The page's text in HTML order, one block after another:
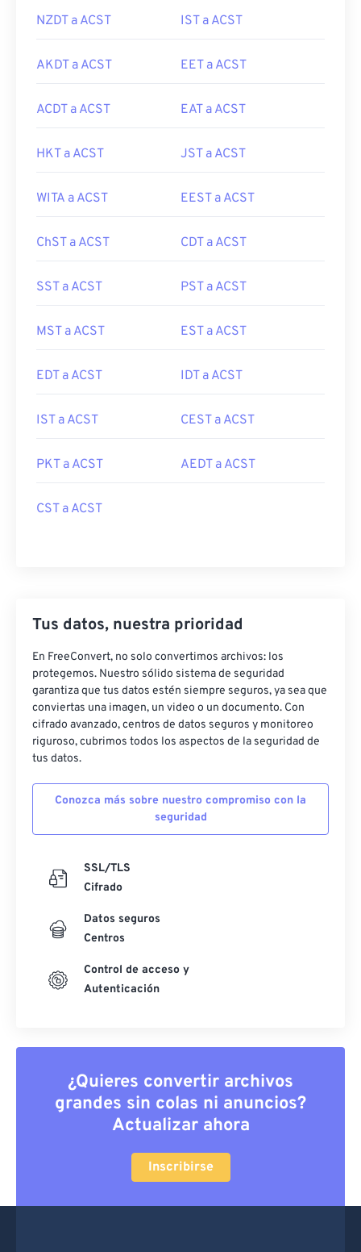
NZDT a ACST IST a ACST
AKDT a ACST EET a ACST
ACDT a ACST EAT a ACST
HKT a ACST JST a ACST
WITA a ACST EEST a ACST
ChST a ACST CDT a ACST
SST a ACST PST a ACST
MST a ACST EST a ACST
EDT a ACST IDT a ACST
IST a ACST CEST a ACST
PKT a ACST AEDT a ACST
CST a ACST
Tus datos, nuestra prioridad
En FreeConvert, no solo convertimos archivos: los
protegemos. Nuestro sólido sistema de seguridad
garantiza que tus datos estén siempre seguros, ya sea que
conviertas una imagen, un video o un documento. Con
cifrado avanzado, centros de datos seguros y monitoreo
riguroso, cubrimos todos los aspectos de la seguridad de
tus datos.
Conozca más sobre nuestro compromiso con la
seguridad
SSL/TLS
Cifrado
Datos seguros
Centros
Control de acceso y
Autenticación
¿Quieres convertir archivos
grandes sin colas ni anuncios?
Actualizar ahora
Inscribirse